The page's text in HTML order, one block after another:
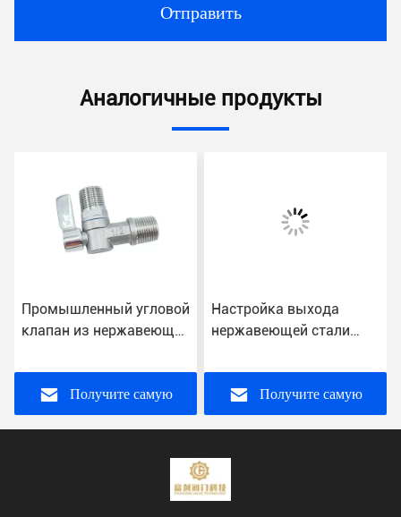
Отправить
Аналогичные продукты
Промышленный угловой
клапан из нержавеющей
производительностью
Получите самую
Настройка выхода
нержавеющей стали
настраиваемый запрос
Получите самую